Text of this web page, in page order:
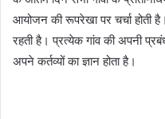
आयोजन की रूपरेखा पर चर्चा होती
रहती है। प्रत्येक गांव की अपनी
अपने कर्तव्यों का ज्ञान होता है।